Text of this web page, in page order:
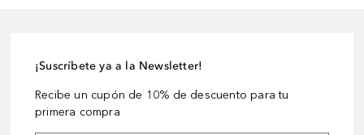
¡Suscríbete ya a la Newsletter!
Recibe un cupón de 10% de descuento para tu
primera compra